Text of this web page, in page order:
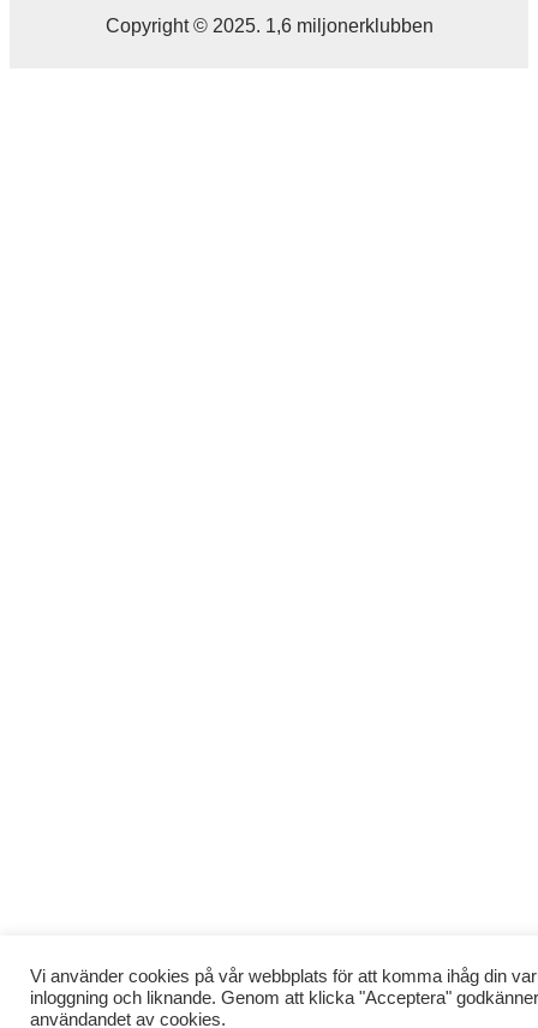
Copyright © 2025. 1,6 miljonerklubben
Vi använder cookies på vår webbplats för att komma ihåg din
inloggning och liknande. Genom att klicka "Acceptera"
användandet av cookies.